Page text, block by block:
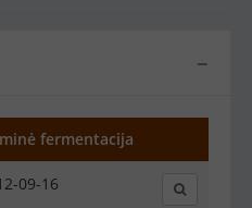
−
fermentacija
09-16